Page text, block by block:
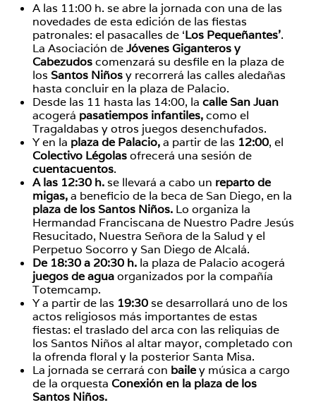
A las 11:00 h. se abre la jornada con una de las
novedades de esta edición de las fiestas
patronales: el pasacalles de ‘Los Pequeñantes’.
La Asociación deJóvenes Giganteros y
Cabezudoscomenzará su desfile en la plaza de
los Santos Niñosy recorrerá las calles aledañas
hasta concluir en la plaza de Palacio.
Desde las 11 hasta las 14:00, la calle San Juan
acogerá pasatiempos infantiles,como el
Tragaldabas y otros juegos desenchufados.
Y en la plaza de Palacio,a partir de las 12:00, el
Colectivo Légolasofrecerá una sesión de
cuentacuentos.
A las 12:30 h.se llevará a cabo un reparto de
migas,a beneficio de la beca de San Diego, en la
plaza de los Santos Niños. Lo organiza la
Hermandad Franciscana de Nuestro Padre Jesús
Resucitado, Nuestra Señora de la Salud y el
Perpetuo Socorro y San Diego de Alcalá.
De 18:30 a 20:30 h. la plaza de Palacio acogerá
juegos de aguaorganizados por la compañía
Totemcamp.
Y a partir de las 19:30se desarrollará uno de los
actos religiosos más importantes de estas
fiestas: el traslado del arca con las reliquias de
los Santos Niños al altar mayor, completado con
la ofrenda floral y la posterior Santa Misa.
La jornada se cerrará con bailey música a cargo
de la orquesta Conexión en la plaza de los
Santos Niños.